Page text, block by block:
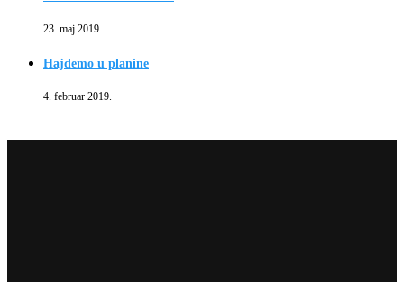
23. maj 2019.
Hajdemo u planine
4. februar 2019.